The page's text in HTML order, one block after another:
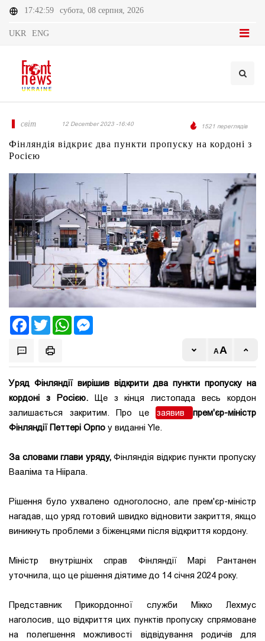
17:42:59 субота, 08 серпня, 2026
UKR ENG
світ 12 December 2023 -16:40 1521 переглядів
Фінляндія відкриє два пункти пропуску на кордоні з
Росією
FacebookTwitter WhatsApp
Уряд Фінляндії вирішив відкрити два пункти пропуску на
кордоні з Росією.Ще з кінця листопада весь кордон
залишається закритим. Про це
заявив
прем'єр-міністр
Фінляндії Петтері Орпо у виданні Yle.
За словами глави уряду,Фінляндія відкриє пункти пропуску
Вааліма та Ніірала.
Рішення було ухвалено одноголосно, але прем'єр-міністр
нагадав, що уряд готовий швидко відновити закриття, якщо
виникнуть проблеми з біженцями після відкриття кордону.
Міністр внутрішніх справ Фінляндії Марі Рантанен
уточнила, що це рішення діятиме до 14 січня 2024 року.
Представник Прикордонної служби Мікко Лехмус
наголосив, що відкриття цих пунктів пропуску спрямоване
на полегшення можливості відвідування родичів для